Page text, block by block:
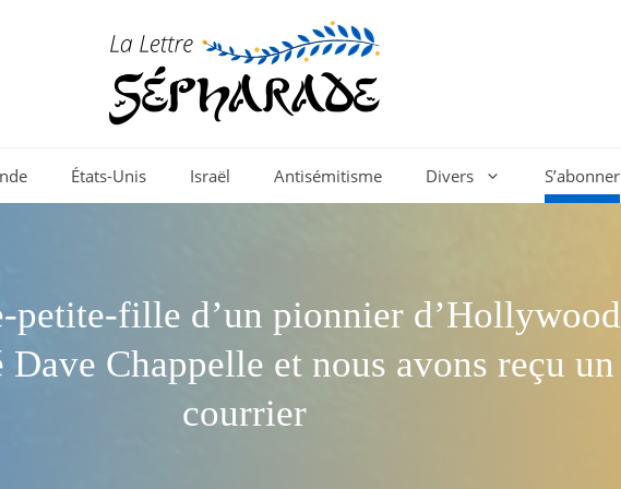
États-Unis Israël Antisémitisme Divers S’abonner
petite-fille d’un pionnier d’Hollywood
Dave Chappelle et nous avons reçu un
courrier